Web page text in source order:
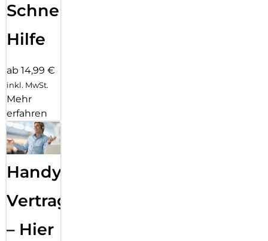
Schnelle
Hilfe
ab 14,99 €
inkl. MwSt.
Mehr
erfahren
Handy
Vertragsabwicklung
– Hier